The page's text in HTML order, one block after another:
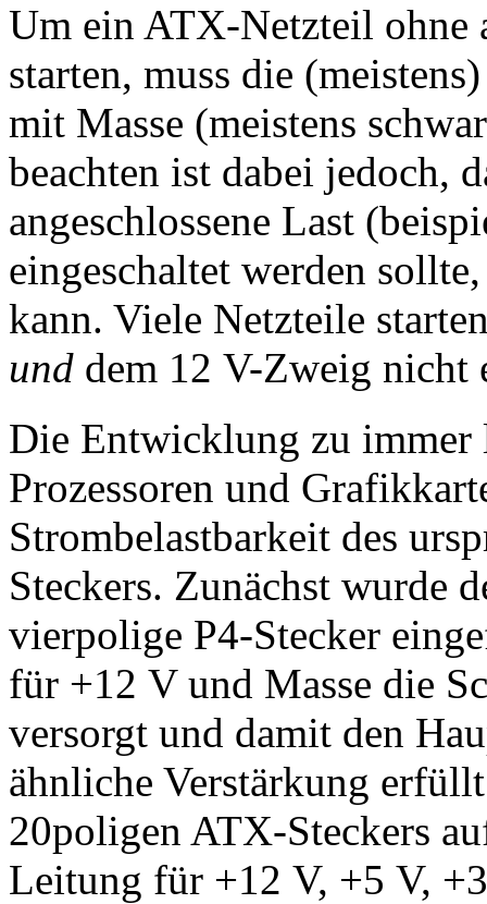
Um ein ATX-Netzteil ohne
starten, muss die
mit Masse (meistens
beachten ist dabei jedoch,
angeschlossene Last
eingeschaltet werden
kann. Viele Netzteile
und dem 12 V-Zweig nicht
Die Entwicklung zu immer
Prozessoren und
Strombelastbarkeit des
Steckers. Zunächst wurde
vierpolige P4-Stecker
für +12 V und Masse die
versorgt und damit den
ähnliche Verstärkung
20poligen ATX-Steckers
Leitung für +12 V, +5 V,